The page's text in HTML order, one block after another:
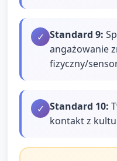
✓ Standard 9:
angażowanie
fizyczny/
✓ Standard 10:
kontakt z